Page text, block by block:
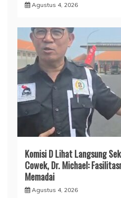
Agustus 4, 2026
Komisi D Lihat Langsung
Cowek, Dr. Michael:
Memadai
Agustus 4, 2026